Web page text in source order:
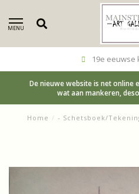
MENU
De nieuwe website is net online
wat aan mankeren,
Home / - Schetsboek/